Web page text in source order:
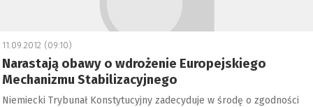
11.09.2012 (09:10)
Narastają obawy o wdrożenie Europejskiego
Mechanizmu Stabilizacyjnego
Niemiecki Trybunał Konstytucyjny zadecyduje w środę o zgodności